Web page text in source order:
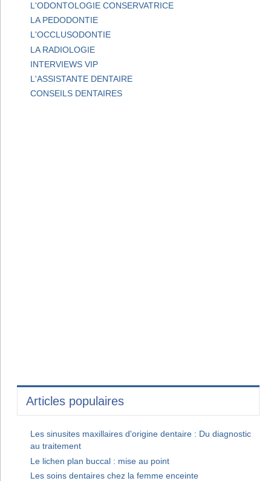
L'ODONTOLOGIE CONSERVATRICE
LA PEDODONTIE
L'OCCLUSODONTIE
LA RADIOLOGIE
INTERVIEWS VIP
L'ASSISTANTE DENTAIRE
CONSEILS DENTAIRES
Articles populaires
Les sinusites maxillaires d'origine dentaire : Du diagnostic
au traitement
Le lichen plan buccal : mise au point
Les soins dentaires chez la femme enceinte